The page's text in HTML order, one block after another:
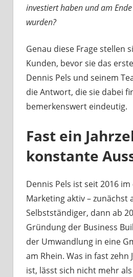
investiert haben und am
wurden?
Genau diese Frage stellen
Kunden, bevor sie das
Dennis Pels und seinem
die Antwort, die sie dabei
bemerkenswert eindeutig.
Fast ein
konstante
Dennis Pels ist seit 2016
Marketing aktiv – zunächst
Selbstständiger, dann ab
Gründung der Business
der Umwandlung in eine
am Rhein. Was in fast
ist, lässt sich nicht mehr